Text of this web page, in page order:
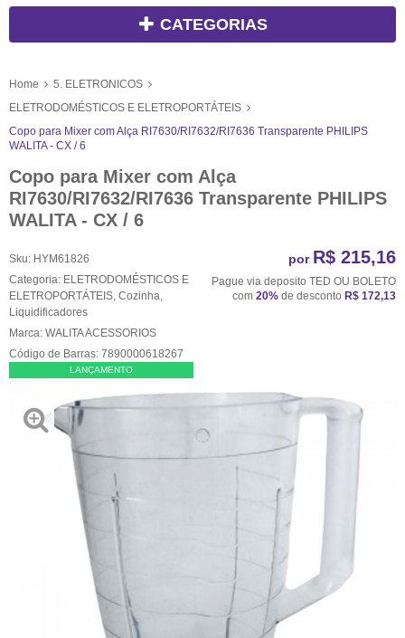
CATEGORIAS
Home
5. ELETRONICOS
ELETRODOMÉSTICOS E ELETROPORTÁTEIS
Copo para Mixer com Alça RI7630/RI7632/RI7636 Transparente PHILIPS
WALITA - CX / 6
Copo para Mixer com Alça
RI7630/RI7632/RI7636 Transparente PHILIPS
WALITA - CX / 6
Sku: HYM61826
Categoria: ELETRODOMÉSTICOS E
ELETROPORTÁTEIS Cozinha
Liquidificadores
Marca: WALITA ACESSORIOS
Código de Barras: 7890000618267
LANÇAMENTO
por R$ 215,16
Pague via deposito TED OU BOLETO
com 20% de desconto R$ 172,13